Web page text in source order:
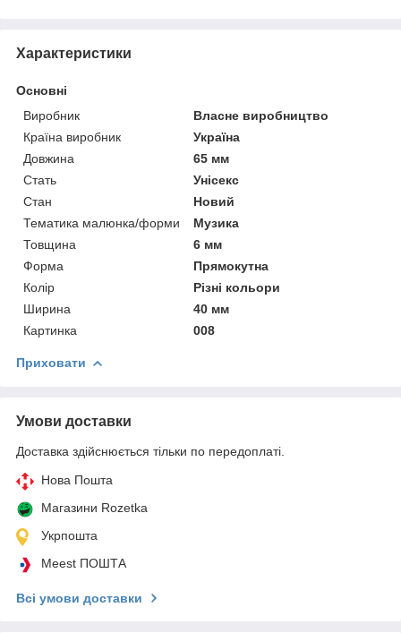
Характеристики
Основні
Виробник
Власне виробництво
Країна виробник
Україна
Довжина
65 мм
Стать
Унісекс
Стан
Новий
Тематика малюнка/форми
Музика
Товщина
6 мм
Форма
Прямокутна
Колір
Різні кольори
Ширина
40 мм
Картинка
008
Приховати
Умови доставки
Доставка здійснюється тільки по передоплаті.
Нова Пошта
Магазини Rozetka
Укрпошта
Meest ПОШТА
Всі умови доставки